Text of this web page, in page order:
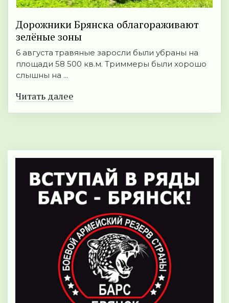
Дорожники Брянска облагораживают
зелёные зоны
6 августа травяные заросли были убраны на
площади 58 500 кв.м. Триммеры были хорошо
слышны на ...
Читать далее